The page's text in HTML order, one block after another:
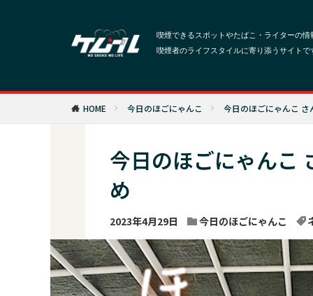
HOME 今日のほごにゃんこ 今日のほごにゃんこ
今日のほごにゃんこ
め
2023年4月29日 今日のほごにゃんこ